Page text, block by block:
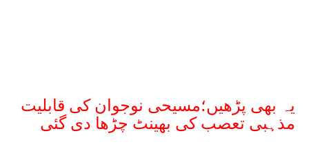
یہ بھی پڑھیں؛مسیحی نوجوان کی قابلیت
مذہبی تعصب کی بھینٹ چڑھا دی گئی